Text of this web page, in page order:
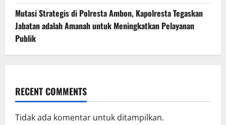
Mutasi Strategis di Polresta Ambon, Kapolresta Tegaskan
Jabatan adalah Amanah untuk Meningkatkan Pelayanan
Publik
RECENT COMMENTS
Tidak ada komentar untuk ditampilkan.